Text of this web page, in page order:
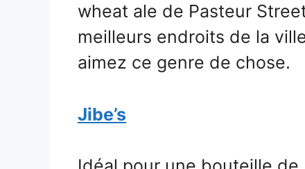
wheat ale de Pasteur
meilleurs endroits de la
aimez ce genre de chose.
Jibe’s